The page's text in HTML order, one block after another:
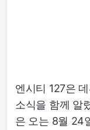
엔시티 127은
소식을 함께 알
은 오는 8월 24